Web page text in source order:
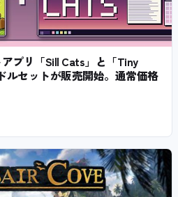
プリ「Sill Cats」と「Tiny
ルセットが販売開始。通常価格